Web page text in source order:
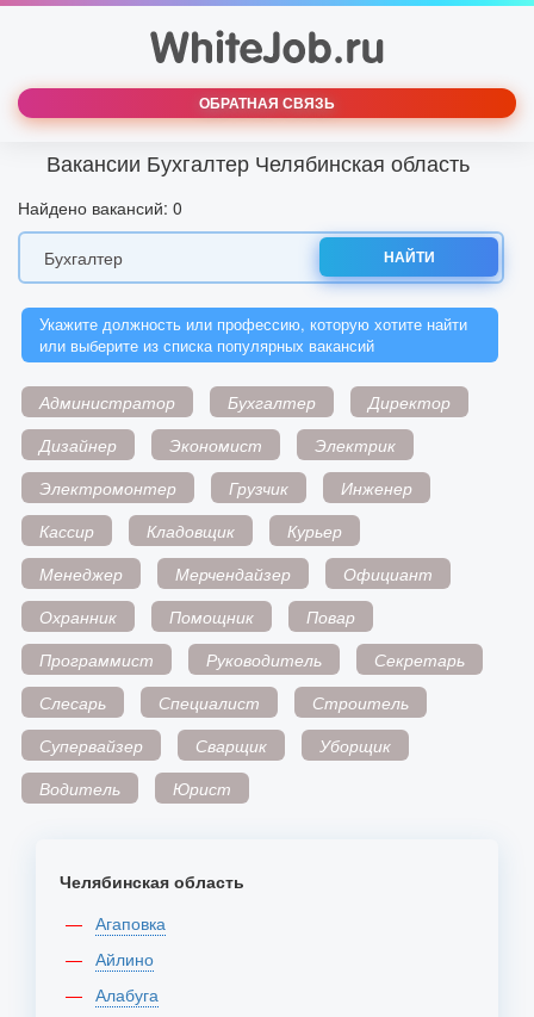
ОБРАТНАЯ СВЯЗЬ
Вакансии Бухгалтер Челябинская область
Найдено вакансий: 0
НАЙТИ
Укажите должность или профессию, которую хотите найти
или выберите из списка популярных вакансий
Администратор Бухгалтер
Директор
Дизайнер
Экономист
Электрик
Электромонтер
Грузчик
Инженер
Кассир
Кладовщик
Курьер
Менеджер
Мерчендайзер
Официант
Охранник
Помощник
Повар
Программист
Руководитель
Секретарь
Слесарь
Специалист
Строитель
Супервайзер
Сварщик
Уборщик
Водитель
Юрист
Челябинская область
Агаповка
Айлино
Алабуга